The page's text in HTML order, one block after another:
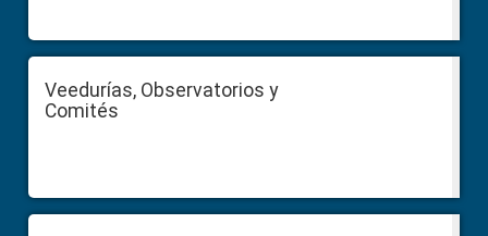
Veedurías, Observatorios y
Comités